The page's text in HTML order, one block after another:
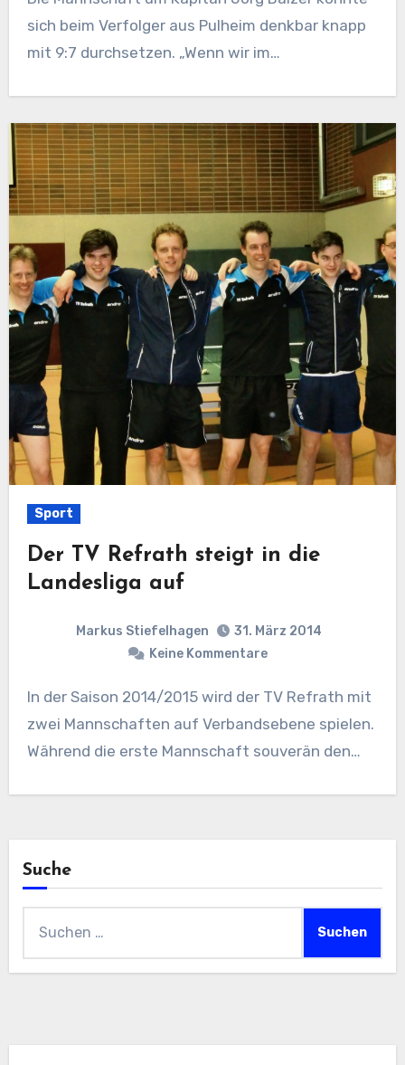
sich beim Verfolger aus Pulheim denkbar knapp
mit 9:7 durchsetzen. „Wenn wir im…
Sport
Der TV Refrath steigt in die
Landesliga auf
Markus Stiefelhagen
31. März 2014
Keine Kommentare
In der Saison 2014/2015 wird der TV Refrath mit
zwei Mannschaften auf Verbandsebene spielen.
Während die erste Mannschaft souverän den…
Suche
nach: